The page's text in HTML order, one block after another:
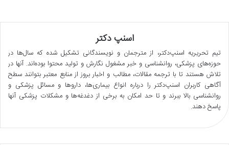
اسنپ دکتر
تیم تحریریه اسنپ‌دکتر، از مترجمان و نویسندگانی تشکیل شده که سال‌ها در
حوزه‌های پزشکی، روانشناسی و خبر مشغول نگارش و تولید محتوا بوده‌اند. آنها در
تلاش هستند تا با ترجمه مقالات، مطالب و اخبار بروز از منابع معتبر بتوانند سطح
آگاهی کاربران اسنپ‌دکتر را درباره انواع بیماری‌ها، داروها و مسائل پزشکی و
روانشناسی بالا ببرند و تا حد امکان به برخی از دغدغه‌ها و مشکلات پزشکی آنها
پاسخ دهند.